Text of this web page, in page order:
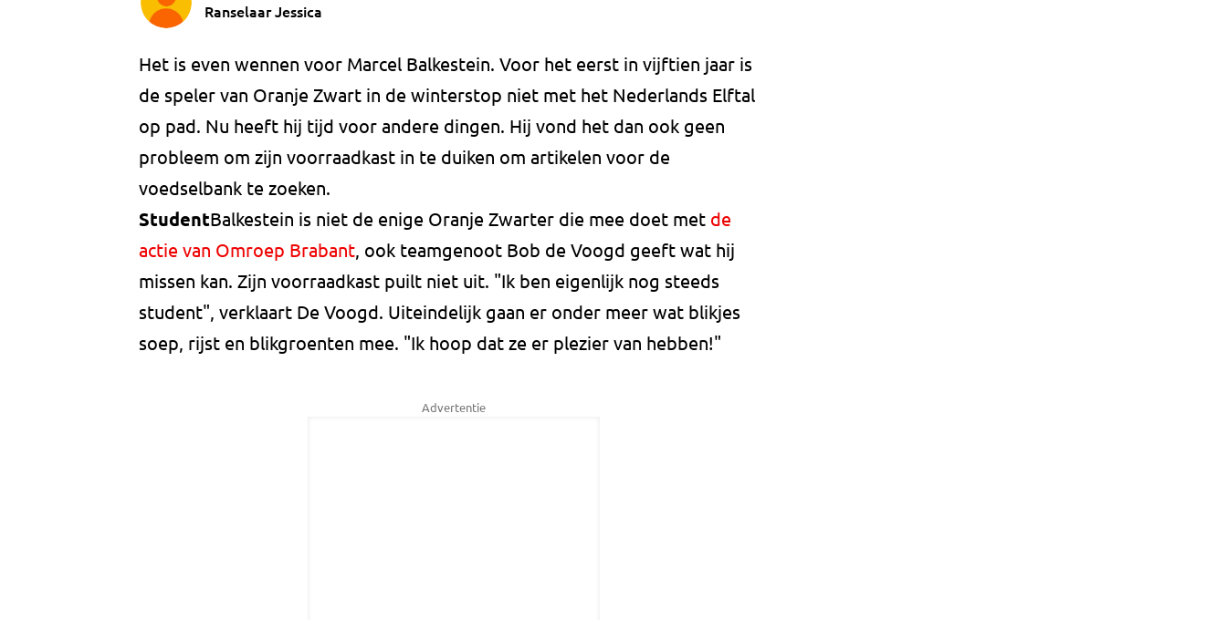
Ranselaar Jessica
Het is even wennen voor Marcel Balkestein. Voor het eerst in vijftien jaar is
de speler van Oranje Zwart in de winterstop niet met het Nederlands Elftal
op pad. Nu heeft hij tijd voor andere dingen. Hij vond het dan ook geen
probleem om zijn voorraadkast in te duiken om artikelen voor de
voedselbank te zoeken.
StudentBalkestein is niet de enige Oranje Zwarter die mee doet met de
actie van Omroep Brabant, ook teamgenoot Bob de Voogd geeft wat hij
missen kan. Zijn voorraadkast puilt niet uit. "Ik ben eigenlijk nog steeds
student", verklaart De Voogd. Uiteindelijk gaan er onder meer wat blikjes
soep, rijst en blikgroenten mee. "Ik hoop dat ze er plezier van hebben!"
Advertentie